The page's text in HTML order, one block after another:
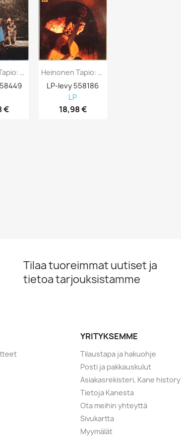
Heinonen Tapio: Vain Tavallinen Mies...
€
Heinonen Tapio: Tapio Heinonen Julian...
LP-levy 558186
LP
18,98 €
Tilaa tuoreimmat uutiset ja
tietoa tarjouksistamme
YRITYKSEMME
Tilaustapa ja hakuohje
Posti ja pakkauskulut
Asiakasrekisteri, Kane history
Tietoja Kanesta
Ota meihin yhteyttä
Sivukartta
Myymälät